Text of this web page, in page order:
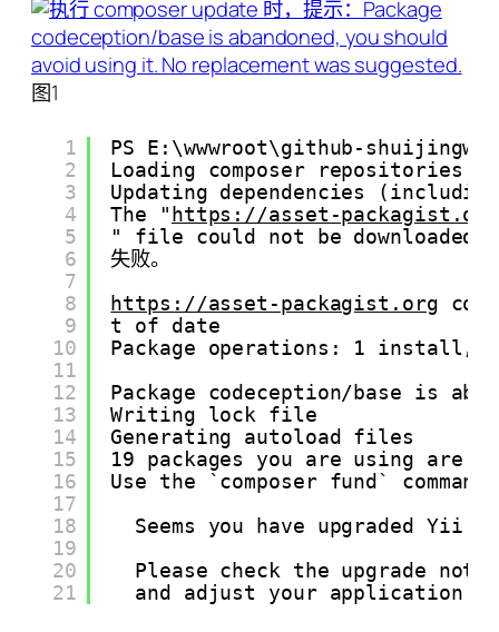
图1
1
2
3
4
5
6
7
8
9
10
11
12
13
14
15
16
17
18
19
20
21
PS E:\wwwroot\github-
Loading composer repositories
Updating dependencies
The " https://asset-packagist.org/
" file could not be downloaded:
失败。
https://asset-packagist.org
t of date
Package operations: 1 install,
Package codeception/base is
Writing lock file
Generating autoload files
19 packages you are using are
Use the `composer fund`
Seems you have upgraded Yii
Please check the upgrade
and adjust your application